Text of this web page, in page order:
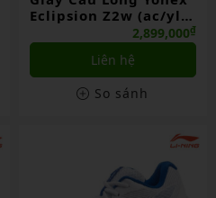
Eclipsion Z2w (ac/yl)
2,899,000₫
Liên hệ
So sánh